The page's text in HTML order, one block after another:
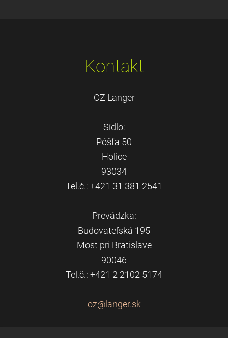
Kontakt
OZ Langer
Sídlo:
Póšfa 50
Holice
93034
Tel.č.: +421 31 381 2541
Prevádzka:
Budovateľská 195
Most pri Bratislave
90046
Tel.č.: +421 2 2102 5174
oz@langer.sk